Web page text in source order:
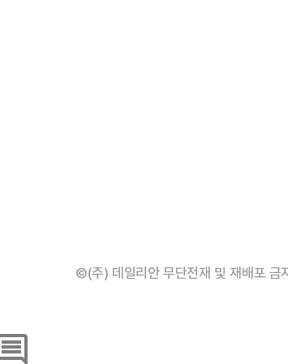
©(주) 데일리안 무단전재 및 재배포 금